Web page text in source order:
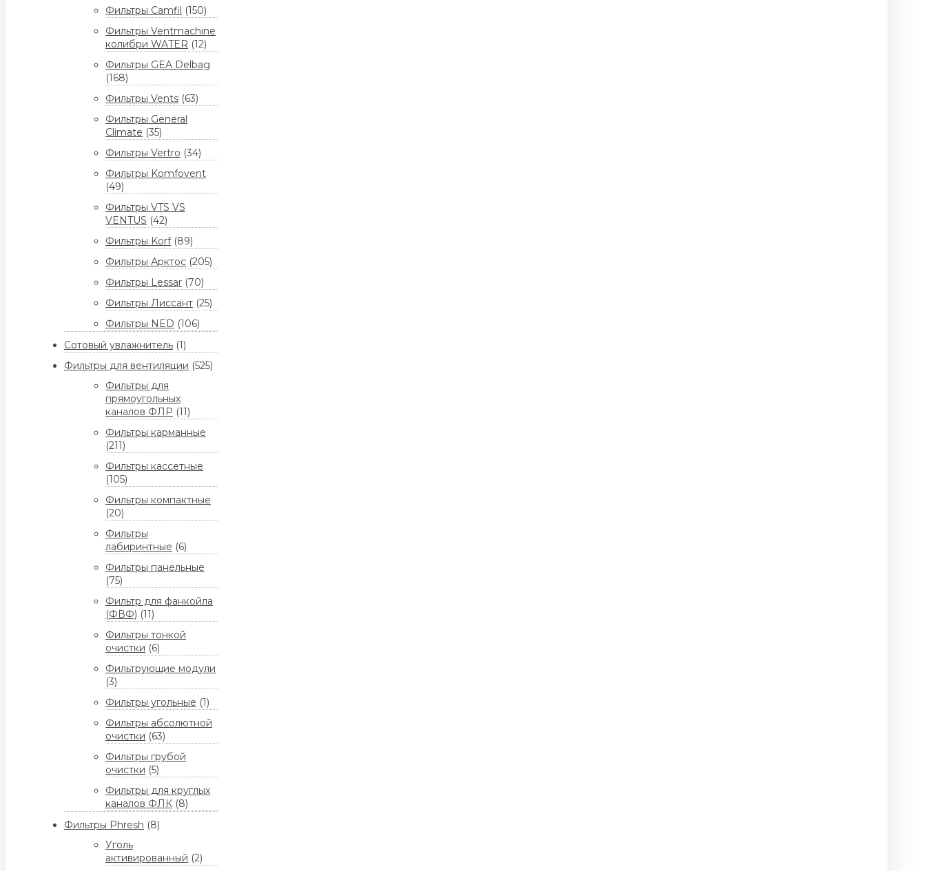
Фильтры Camfil (150)
Фильтры Ventmachine
колибри WATER (12)
Фильтры GEA Delbag
(168)
Фильтры Vents (63)
Фильтры General
Climate (35)
Фильтры Vertro (34)
Фильтры Komfovent
(49)
Фильтры VTS VS
VENTUS (42)
Фильтры Korf (89)
Фильтры Арктос (205)
Фильтры Lessar (70)
Фильтры Лиссант (25)
Фильтры NED (106)
Сотовый увлажнитель (1)
Фильтры для вентиляции (525)
Фильтры для
прямоугольных
каналов ФЛР (11)
Фильтры карманные
(211)
Фильтры кассетные
(105)
Фильтры компактные
(20)
Фильтры
лабиринтные (6)
Фильтры панельные
(75)
Фильтр для фанкойла
(ФВФ) (11)
Фильтры тонкой
очистки (6)
Фильтрующие модули
(3)
Фильтры угольные (1)
Фильтры абсолютной
очистки (63)
Фильтры грубой
очистки (5)
Фильтры для круглых
каналов ФЛК (8)
Фильтры Phresh (8)
Уголь
активированный (2)